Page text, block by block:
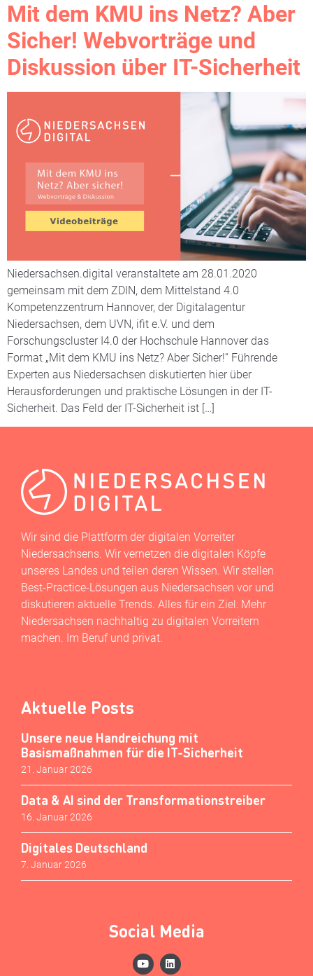
Mit dem KMU ins Netz? Aber
Sicher! Webvorträge und
Diskussion über IT-Sicherheit
Niedersachsen.digital veranstaltete am 28.01.2020
gemeinsam mit dem ZDIN, dem Mittelstand 4.0
Kompetenzzentrum Hannover, der Digitalagentur
Niedersachsen, dem UVN, ifit e.V. und dem
Forschungscluster I4.0 der Hochschule Hannover das
Format „Mit dem KMU ins Netz? Aber Sicher!“ Führende
Experten aus Niedersachsen diskutierten hier über
Herausforderungen und praktische Lösungen in der IT-
Sicherheit. Das Feld der IT-Sicherheit ist […]
Wir sind die Plattform der digitalen Vorreiter
Niedersachsens. Wir vernetzen die digitalen Köpfe
unseres Landes und teilen deren Wissen. Wir stellen
Best-Practice-Lösungen aus Niedersachsen vor und
diskutieren aktuelle Trends. Alles für ein Ziel: Mehr
Niedersachsen nachhaltig zu digitalen Vorreitern
machen. Im Beruf und privat.
Aktuelle Posts
Unsere neue Handreichung mit
Basismaßnahmen für die IT-Sicherheit
21. Januar 2026
Data & AI sind der Transformationstreiber
16. Januar 2026
Digitales Deutschland
7. Januar 2026
Social Media